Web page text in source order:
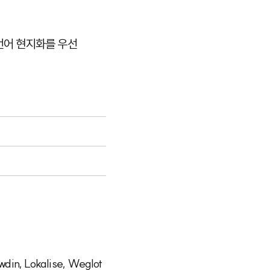
현지화를 우선
, Lokalise, Weglot